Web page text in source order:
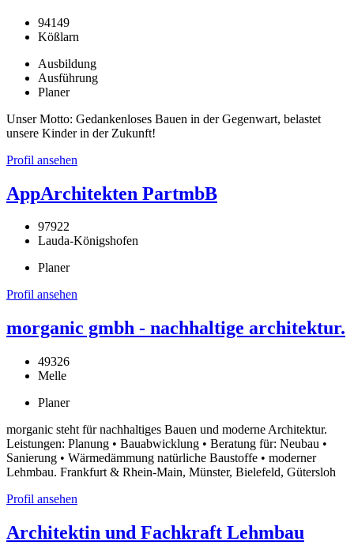
94149
Kößlarn
Ausbildung
Ausführung
Planer
Unser Motto: Gedankenloses Bauen in der Gegenwart, belastet
unsere Kinder in der Zukunft!
Profil ansehen
AppArchitekten PartmbB
97922
Lauda-Königshofen
Planer
Profil ansehen
morganic gmbh - nachhaltige architektur.
49326
Melle
Planer
morganic steht für nachhaltiges Bauen und moderne Architektur.
Leistungen: Planung • Bauabwicklung • Beratung für: Neubau •
Sanierung • Wärmedämmung natürliche Baustoffe • moderner
Lehmbau. Frankfurt & Rhein-Main, Münster, Bielefeld, Gütersloh
Profil ansehen
Architektin und Fachkraft Lehmbau